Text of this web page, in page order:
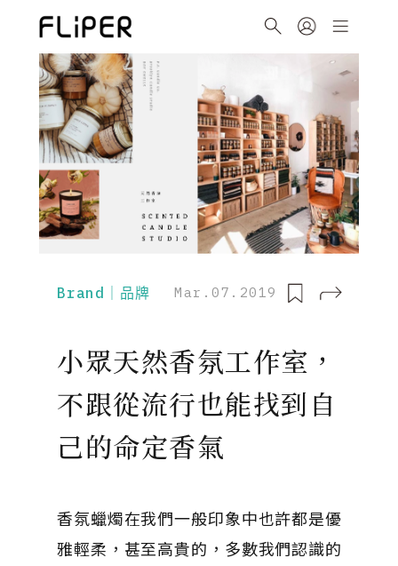
Brand｜品牌 Mar.07.2019
小眾天然香氛工作室，
不跟從流行也能找到自
己的命定香氣
香氛蠟燭在我們一般印象中也許都是優
雅輕柔，甚至高貴的，多數我們認識的